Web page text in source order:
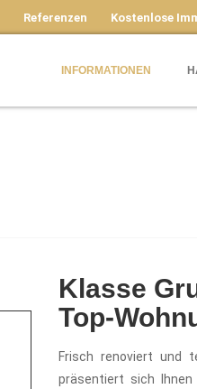
Referenzen Kostenlose
INFORMATIONEN
Klasse
Top-
Frisch renoviert und
präsentiert sich